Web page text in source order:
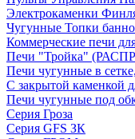
Электрокаменки
Чугунные Топки
Коммерческие печи
Печи "Тройка"
Печи чугунные в
С закрытой каменкой
Печи чугунные под
Серия Гроза
Серия GFS ЗК